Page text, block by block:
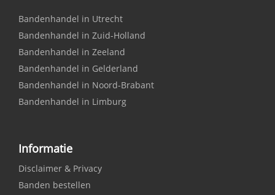
Bandenhandel in Utrecht
Bandenhandel in Zuid-Holland
Bandenhandel in Zeeland
Bandenhandel in Gelderland
Bandenhandel in Noord-Brabant
Bandenhandel in Limburg
Informatie
Disclaimer & Privacy
Banden bestellen